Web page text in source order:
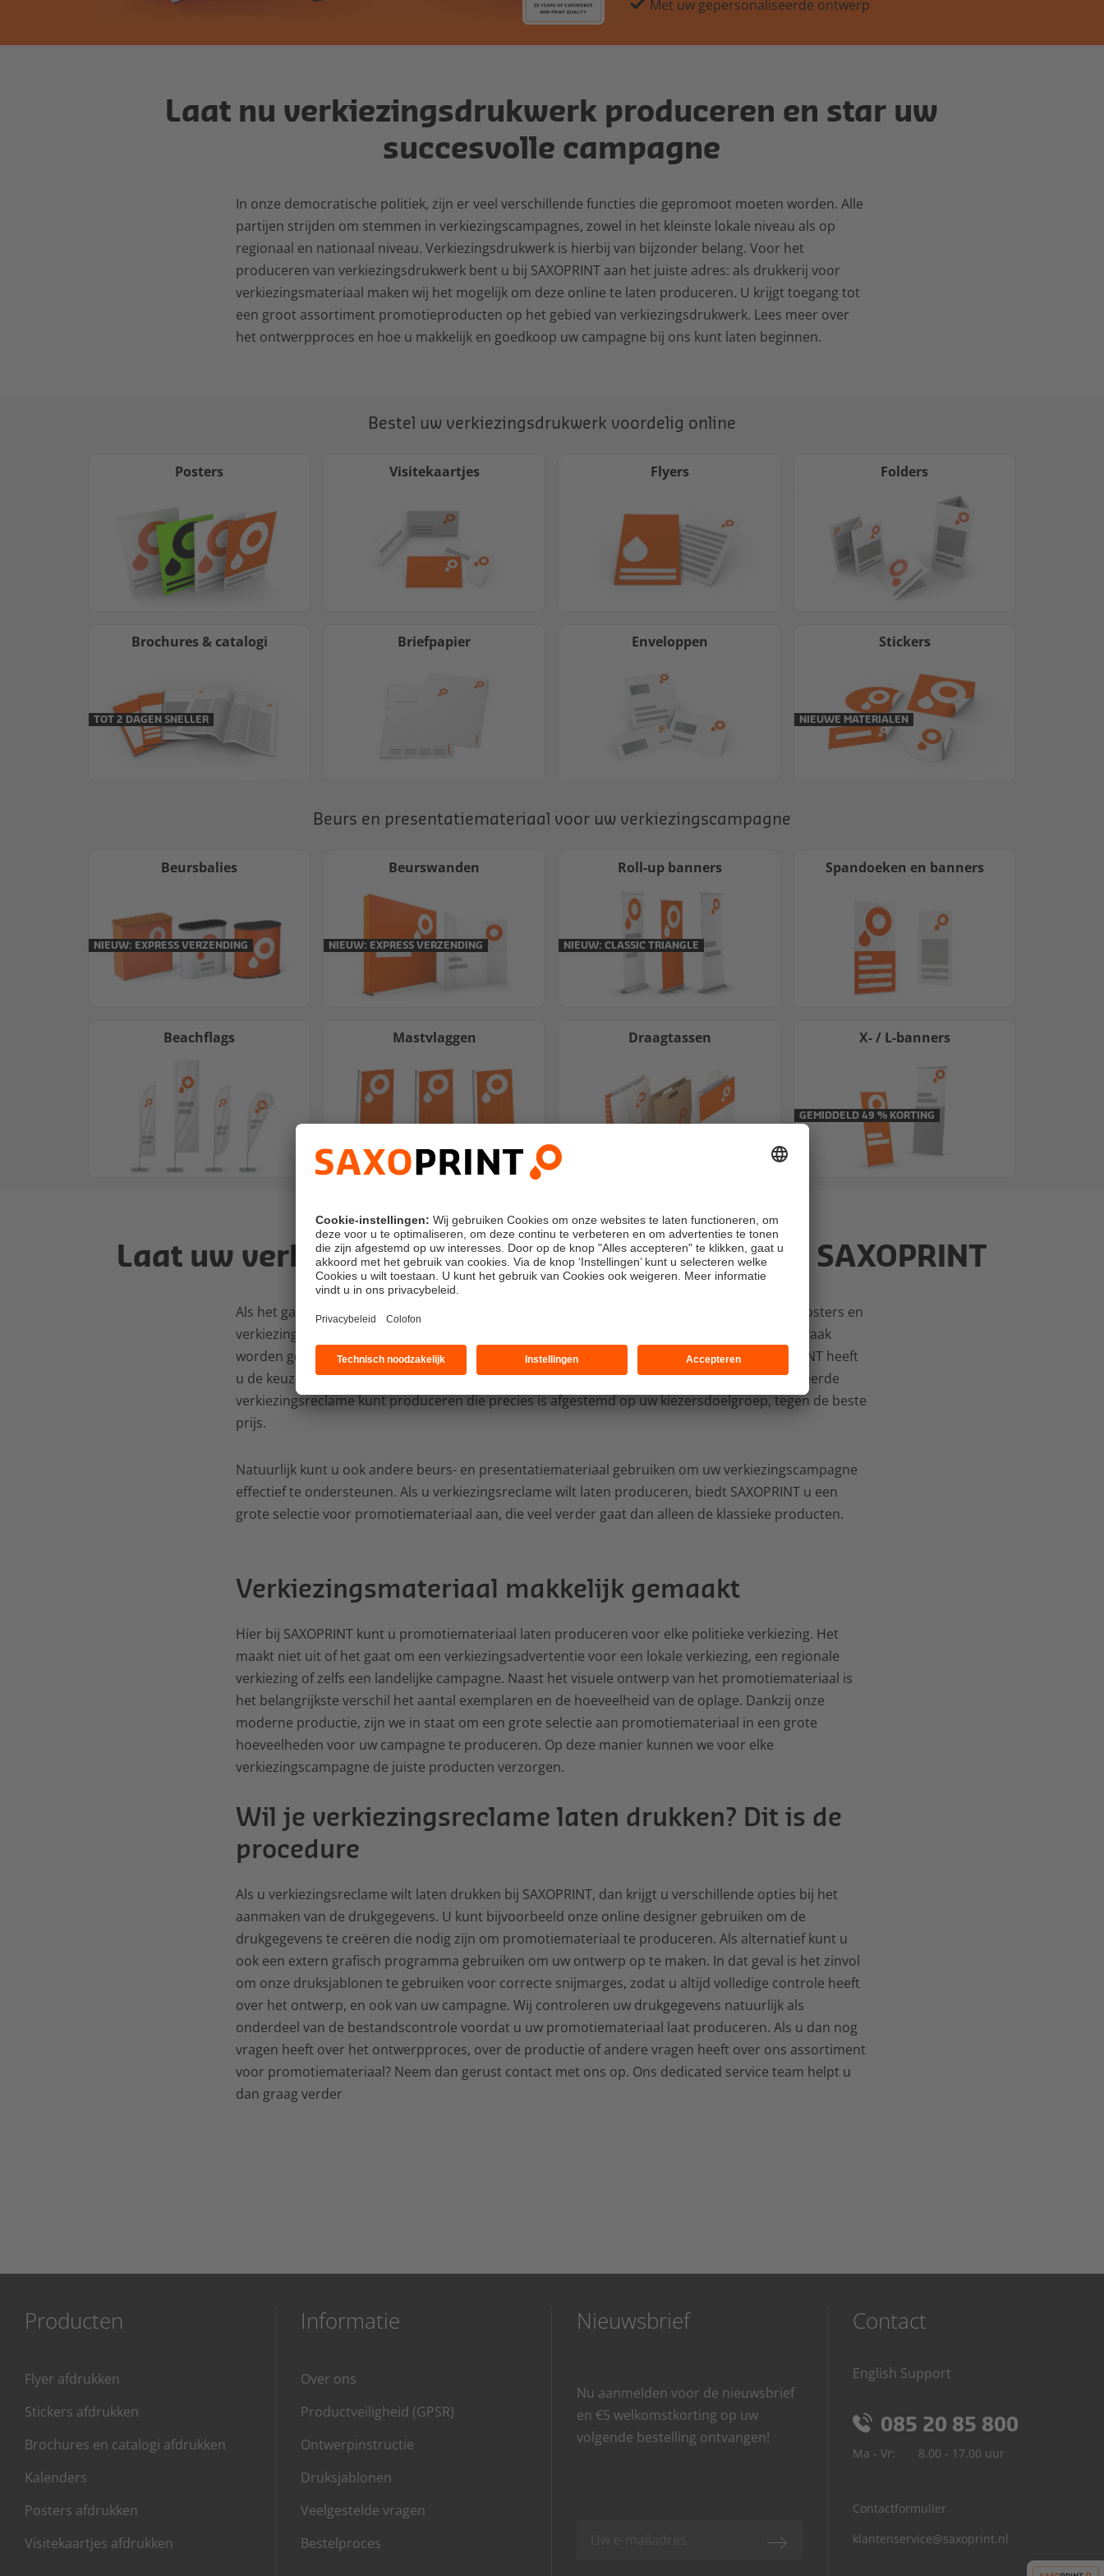
result.
users
use
and
swipe
gestures.
Met uw gepersonaliseerde ontwerp
Laat nu verkiezingsdrukwerk produceren en star uw
succesvolle campagne
In onze democratische politiek, zijn er veel verschillende functies die gepromoot moeten worden. Alle
partijen strijden om stemmen in verkiezingscampagnes, zowel in het kleinste lokale niveau als op
regionaal en nationaal niveau. Verkiezingsdrukwerk is hierbij van bijzonder belang. Voor het
produceren van verkiezingsdrukwerk bent u bij SAXOPRINT aan het juiste adres: als drukkerij voor
verkiezingsmateriaal maken wij het mogelijk om deze online te laten produceren. U krijgt toegang tot
een groot assortiment promotieproducten op het gebied van verkiezingsdrukwerk. Lees meer over
het ontwerpproces en hoe u makkelijk en goedkoop uw campagne bij ons kunt laten beginnen.
Bestel uw verkiezingsdrukwerk voordelig online
Posters Visitekaartjes Flyers Folders
Brochures & catalogi
TOT 2 DAGEN SNELLER
Briefpapier Enveloppen Stickers
NIEUWE MATERIALEN
Beurs en presentatiemateriaal voor uw verkiezingscampagne
Beursbalies
NIEUW: EXPRESS VERZENDING
Beurswanden
NIEUW: EXPRESS VERZENDING
Roll-up banners
NIEUW: CLASSIC TRIANGLE
Spandoeken en banners
Beachflags Mastvlaggen Draagtassen X- / L-banners
GEMIDDELD 49 % KORTING
Laat uw verkiezingsdrukwerk produceren door SAXOPRINT
Als het gaat om het drukken van promotiemateriaal voor verkiezingen, dan zijn verkiezingsposters en
verkiezingsflyers de klassieke topproducten. Dit zijn een van de belangrijkste producten die vaak
worden gebruikt wanneer politici of partijen hun aanwezigheid willen promoten. Bij SAXOPRINT heeft
u de keuze uit een groot aantal formaten en ontwerpopties, zodat u altijd zeer gepersonaliseerde
verkiezingsreclame kunt produceren die precies is afgestemd op uw kiezersdoelgroep, tegen de beste
prijs.
Natuurlijk kunt u ook andere beurs- en presentatiemateriaal gebruiken om uw verkiezingscampagne
effectief te ondersteunen. Als u verkiezingsreclame wilt laten produceren, biedt SAXOPRINT u een
grote selectie voor promotiemateriaal aan, die veel verder gaat dan alleen de klassieke producten.
Verkiezingsmateriaal makkelijk gemaakt
Hier bij SAXOPRINT kunt u promotiemateriaal laten produceren voor elke politieke verkiezing. Het
maakt niet uit of het gaat om een verkiezingsadvertentie voor een lokale verkiezing, een regionale
verkiezing of zelfs een landelijke campagne. Naast het visuele ontwerp van het promotiemateriaal is
het belangrijkste verschil het aantal exemplaren en de hoeveelheid van de oplage. Dankzij onze
moderne productie, zijn we in staat om een grote selectie aan promotiemateriaal in een grote
hoeveelheden voor uw campagne te produceren. Op deze manier kunnen we voor elke
verkiezingscampagne de juiste producten verzorgen.
Wil je verkiezingsreclame laten drukken? Dit is de
procedure
Als u verkiezingsreclame wilt laten drukken bij SAXOPRINT, dan krijgt u verschillende opties bij het
aanmaken van de drukgegevens. U kunt bijvoorbeeld onze online designer gebruiken om de
drukgegevens te creëren die nodig zijn om promotiemateriaal te produceren. Als alternatief kunt u
ook een extern grafisch programma gebruiken om uw ontwerp op te maken. In dat geval is het zinvol
om onze druksjablonen te gebruiken voor correcte snijmarges, zodat u altijd volledige controle heeft
over het ontwerp, en ook van uw campagne. Wij controleren uw drukgegevens natuurlijk als
onderdeel van de bestandscontrole voordat u uw promotiemateriaal laat produceren. Als u dan nog
vragen heeft over het ontwerpproces, over de productie of andere vragen heeft over ons assortiment
voor promotiemateriaal? Neem dan gerust contact met ons op. Ons dedicated service team helpt u
dan graag verder
Producten
Flyer afdrukken
Stickers afdrukken
Brochures en catalogi afdrukken
Kalenders
Posters afdrukken
Visitekaartjes afdrukken
Informatie
Over ons
Productveiligheid (GPSR)
Ontwerpinstructie
Druksjablonen
Veelgestelde vragen
Bestelproces
Nieuwsbrief
Nu aanmelden voor de nieuwsbrief
en €5 welkomstkorting op uw
volgende bestelling ontvangen!
Contact
English Support
085 20 85 800
Ma - Vr: 8.00 - 17.00 uur
Contactformulier
klantenservice@saxoprint.nl